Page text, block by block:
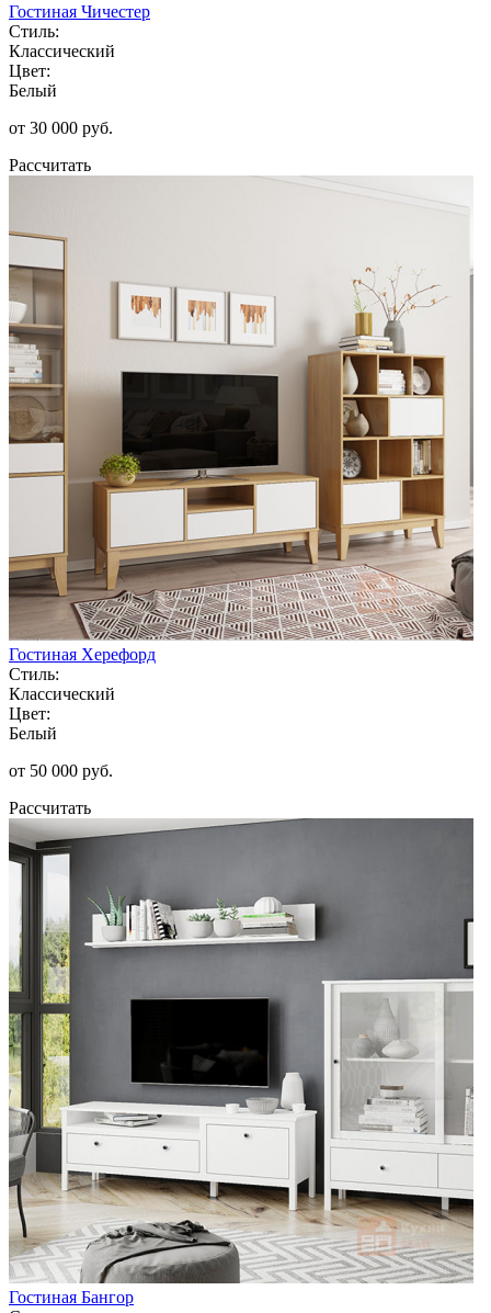
Гостиная Чичестер
Стиль:
Классический
Цвет:
Белый
от 30 000 руб.
Рассчитать
Гостиная Херефорд
Стиль:
Классический
Цвет:
Белый
от 50 000 руб.
Рассчитать
Гостиная Бангор